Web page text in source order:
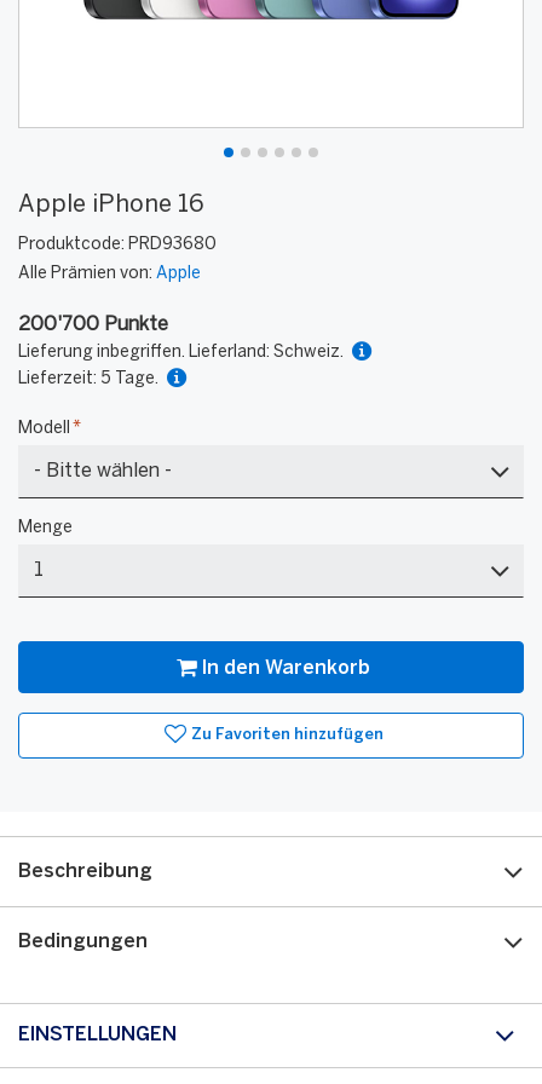
Apple iPhone 16
Produktcode: PRD93680
Alle Prämien von: Apple
200'700 Punkte
Lieferung inbegriffen. Lieferland: Schweiz.
Lieferzeit: 5 Tage.
Modell *
GB
Pink
Menge
In den Warenkorb
Zu Favoriten hinzufügen
Beschreibung
Bedingungen
EINSTELLUNGEN